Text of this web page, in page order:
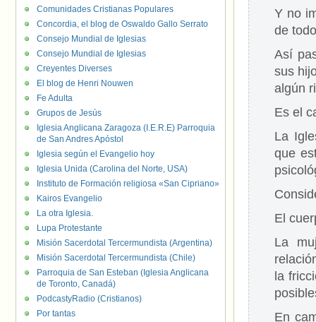
Y no
de
Así
sus
algún
Es el
La
que
El
La
la
En
Comunidades Cristianas Populares
Concordia, el blog de Oswaldo Gallo Serrato
Consejo Mundial de Iglesias
Consejo Mundial de Iglesias
Creyentes Diverses
El blog de Henri Nouwen
Fe Adulta
Grupos de Jesús
Iglesia Anglicana Zaragoza (I.E.R.E) Parroquia
de San Andres Apóstol
Iglesia según el Evangelio hoy
Iglesia Unida (Carolina del Norte, USA)
Instituto de Formación religiosa «San Cipriano»
Kairos Evangelio
La otra Iglesia.
Lupa Protestante
Misión Sacerdotal Tercermundista (Argentina)
Misión Sacerdotal Tercermundista (Chile)
Parroquia de San Esteban (Iglesia Anglicana
de Toronto, Canadá)
PodcastyRadio (Cristianos)
Por tantas